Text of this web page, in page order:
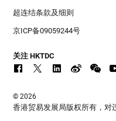
超连结条款及细则
京ICP备09059244号
关注 HKTDC
© 2026
香港贸易发展局版权所有，对